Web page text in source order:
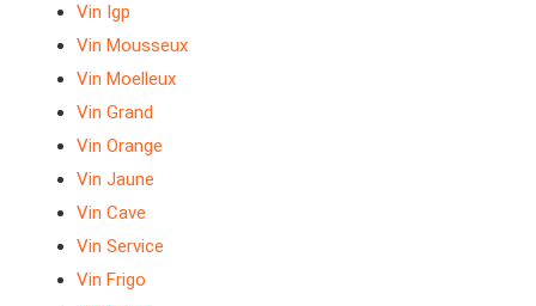
Vin Igp
Vin Mousseux
Vin Moelleux
Vin Grand
Vin Orange
Vin Jaune
Vin Cave
Vin Service
Vin Frigo